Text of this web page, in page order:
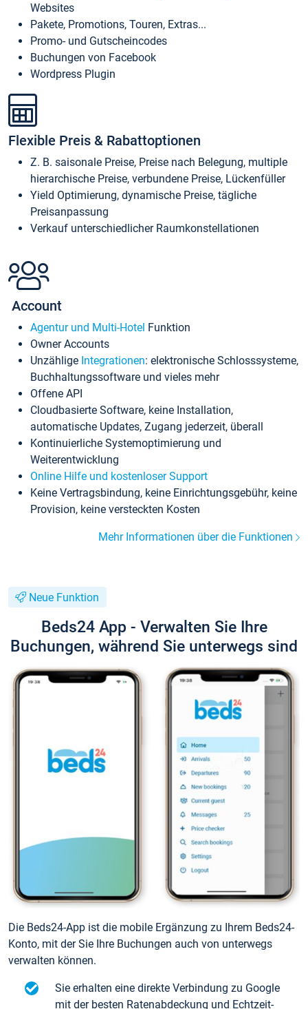
Websites
Pakete, Promotions, Touren, Extras...
Promo- und Gutscheincodes
Buchungen von Facebook
Wordpress Plugin
Flexible Preis & Rabattoptionen
Z. B. saisonale Preise, Preise nach Belegung, multiple
hierarchische Preise, verbundene Preise, Lückenfüller
Yield Optimierung, dynamische Preise, tägliche
Preisanpassung
Verkauf unterschiedlicher Raumkonstellationen
Account
Agentur und Multi-Hotel Funktion
Owner Accounts
Unzählige Integrationen: elektronische Schlosssysteme,
Buchhaltungssoftware und vieles mehr
Offene API
Cloudbasierte Software, keine Installation,
automatische Updates, Zugang jederzeit, überall
Kontinuierliche Systemoptimierung und
Weiterentwicklung
Online Hilfe und kostenloser Support
Keine Vertragsbindung, keine Einrichtungsgebühr, keine
Provision, keine versteckten Kosten
Mehr Informationen über die Funktionen
Neue Funktion
Beds24 App - Verwalten Sie Ihre
Buchungen, während Sie unterwegs sind
Die Beds24-App ist die mobile Ergänzung zu Ihrem Beds24-
Konto, mit der Sie Ihre Buchungen auch von unterwegs
verwalten können.
Sie erhalten eine direkte Verbindung zu Google
mit der besten Ratenabdeckung und Echtzeit-